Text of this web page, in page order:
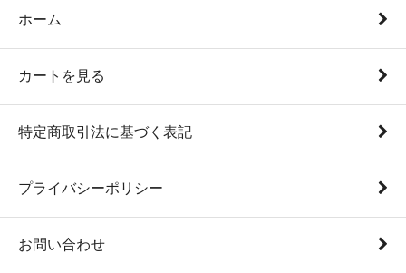
ホーム
カートを見る
特定商取引法に基づく表記
プライバシーポリシー
お問い合わせ